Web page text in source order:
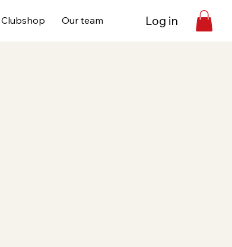
Clubshop Our team Log in